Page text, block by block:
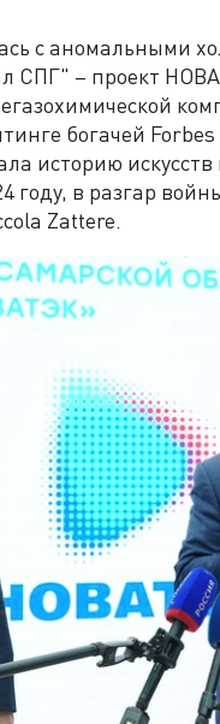
с аномальными
СПГ" – проект
богачей
историю
году, в разгар
Zattere.